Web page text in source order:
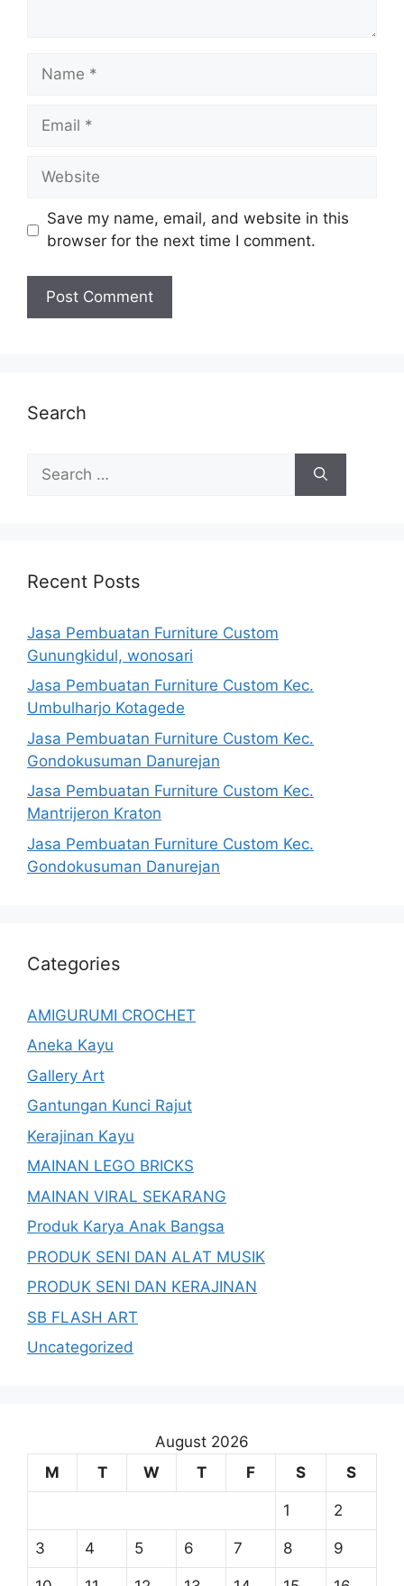
Name
Email
Website
Save my name, email, and website in this
browser for the next time I comment.
Search
for:
Recent Posts
Jasa Pembuatan Furniture Custom
Gunungkidul, wonosari
Jasa Pembuatan Furniture Custom Kec.
Umbulharjo Kotagede
Jasa Pembuatan Furniture Custom Kec.
Gondokusuman Danurejan
Jasa Pembuatan Furniture Custom Kec.
Mantrijeron Kraton
Jasa Pembuatan Furniture Custom Kec.
Gondokusuman Danurejan
Categories
AMIGURUMI CROCHET
Aneka Kayu
Gallery Art
Gantungan Kunci Rajut
Kerajinan Kayu
MAINAN LEGO BRICKS
MAINAN VIRAL SEKARANG
Produk Karya Anak Bangsa
PRODUK SENI DAN ALAT MUSIK
PRODUK SENI DAN KERAJINAN
SB FLASH ART
Uncategorized
August 2026
M
T W T F S S
1 2
3 4 5 6 7 8 9